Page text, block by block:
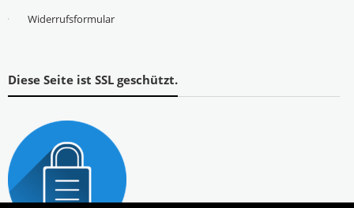
Widerrufsformular
Diese Seite ist SSL geschützt.